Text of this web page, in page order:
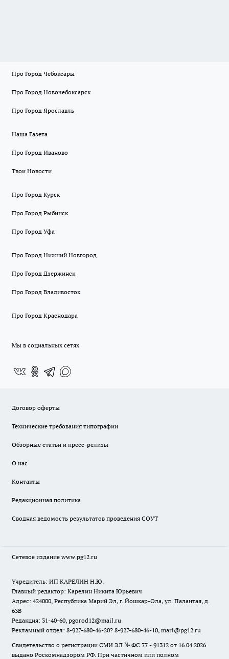
Про Город Чебоксары
Про Город Новочебоксарск
Про Город Ярославль
Наша Газета
Про Город Иваново
Твои Новости
Про Город Курск
Про Город Рыбинск
Про Город Уфа
Про Город Нижний Новгород
Про Город Дзержинск
Про Город Владивосток
Про Город Краснодара
Мы в социальных сетях
Договор оферты
Технические требования типографии
Обзорные статьи и пресс-релизы
О нас
Контакты
Редакционная политика
Сводная ведомость результатов проведения СОУТ
Сетевое издание www.pg12.ru
Учредитель: ИП КАРЕЛИН Н.Ю.
Главный редактор: Карелин Никита Юрьевич
Адрес: 424000, Республика Марий Эл, г. Йошкар-Ола, ул. Палантая, д.
63В
Редакция: 31-40-60, pgorod12@mail.ru
Рекламный отдел: 8-927-680-46-20? 8-927-680-46-10, mari@pg12.ru
Свидетельство о регистрации СМИ ЭЛ № ФС 77 - 91312 от 16.04.2026
выдано Роскомнадзором РФ. При частичном или полном